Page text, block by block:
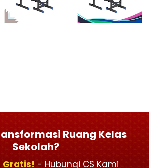
Ruang Kelas
Sekolah?
Gratis! - Hubungi CS Kami